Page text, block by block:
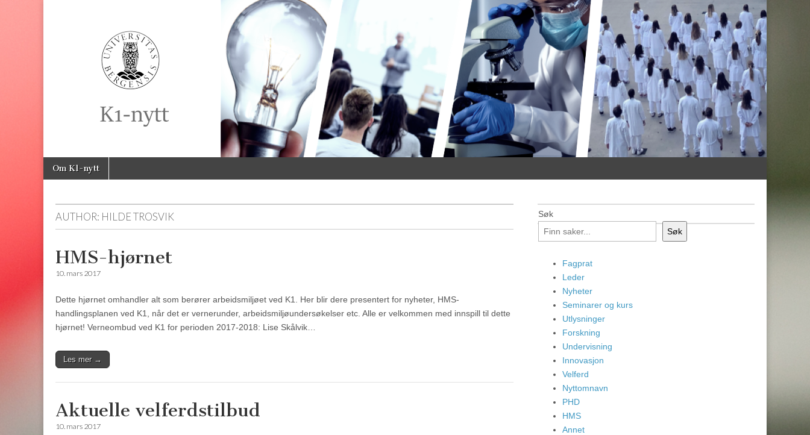
K1-
Nytt
Main
menu
Skip
Om K1-nytt
AUTHOR: HILDE TROSVIK
HMS-hjørnet
10. mars 2017
Dette hjørnet omhandler alt som berører arbeidsmiljøet ved K1. Her blir dere presentert for nyheter, HMS-
handlingsplanen ved K1, når det er vernerunder, arbeidsmiljøundersøkelser etc. Alle er velkommen med innspill til dette
hjørnet! Verneombud ved K1 for perioden 2017-2018: Lise Skålvik…
Les mer →
Aktuelle velferdstilbud
10. mars 2017
Søk
Søk
Fagprat
Leder
Nyheter
Seminarer og kurs
Utlysninger
Forskning
Undervisning
Innovasjon
Velferd
Nyttomnavn
PHD
HMS
Annet